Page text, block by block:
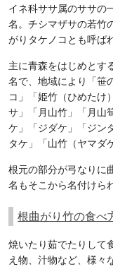
イネ科ササ属のササの
名。チシマザサの若竹
がりタケノコとも呼ば
主に青森をはじめとす
名で、地域により「笹
コ」「姫竹（ひめたけ
サ」「月山竹」「月山
ケ」「ジダケ」「ジン
タケ」「山竹（ヤマダ
根元の部分が弓なりに
名もそこから名付けら
根曲がり竹の食べ
焼いたり茹でたりして
え物、汁物など、様々